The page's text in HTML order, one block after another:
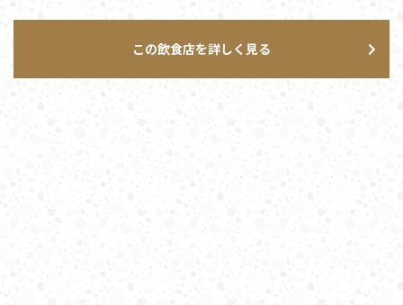
この飲食店を詳しく見る